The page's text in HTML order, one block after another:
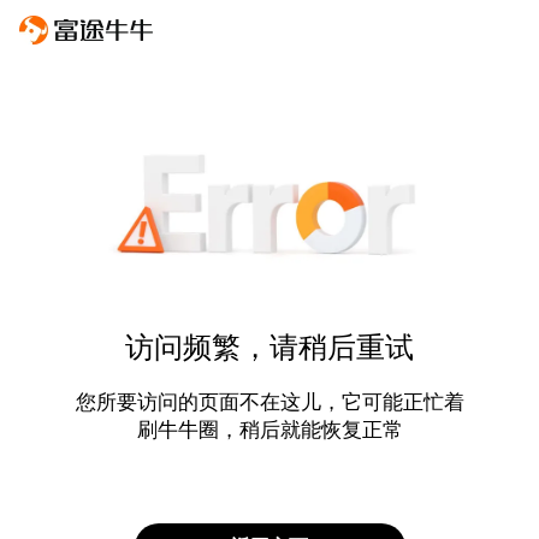
访问频繁，请稍后重试
您所要访问的页面不在这儿，它可能正忙着
刷牛牛圈，稍后就能恢复正常